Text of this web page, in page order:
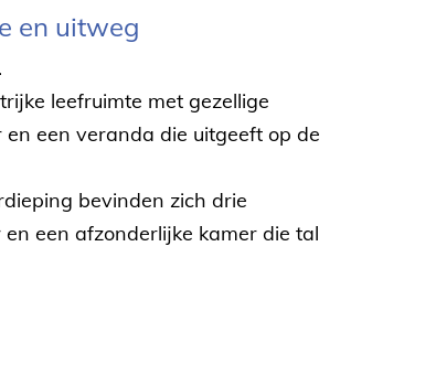
en uitweg
leefruimte met gezellige
een veranda die uitgeeft op de
bevinden zich drie
een afzonderlijke kamer die tal